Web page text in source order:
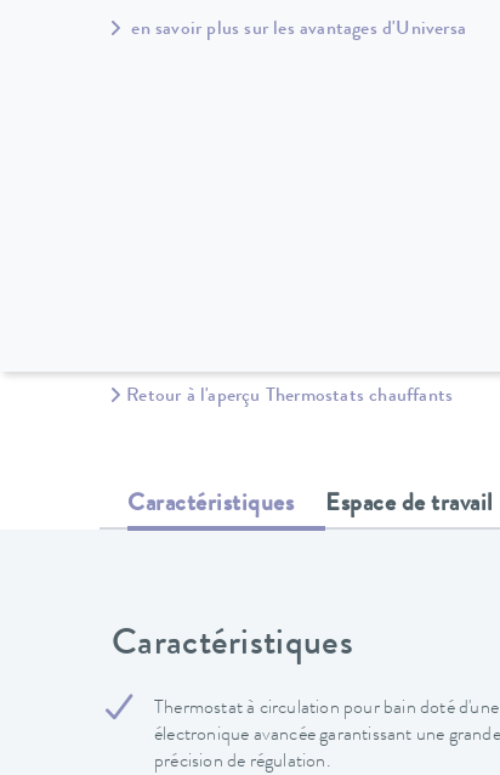
en savoir plus sur les avantages d'Universa
Retour à l'aperçu Thermostats chauffants
Caractéristiques Espace de travail
Caractéristiques
Thermostat à circulation pour bain doté d'une
électronique avancée garantissant une grande
précision de régulation.